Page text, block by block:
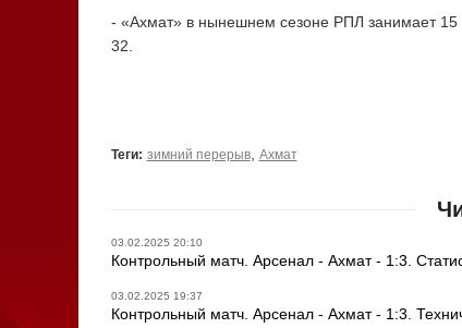
- «Ахмат» в нынешнем сезоне РПЛ занимает
32.
Теги: зимний перерыв, Ахмат
03.02.2025 20:10
Контрольный матч. Арсенал - Ахмат - 1:3.
03.02.2025 19:37
Контрольный матч. Арсенал - Ахмат - 1:3.